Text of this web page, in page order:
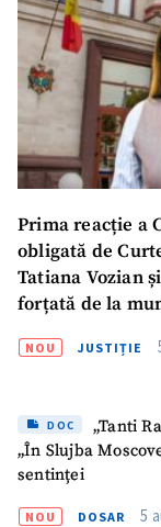
Prima reacție a
obligată de
Tatiana Vozian
forțată de la
NOU JUSTIȚIE
DOC
„Tanti
„În Slujba
sentinței
NOU DOSAR 5